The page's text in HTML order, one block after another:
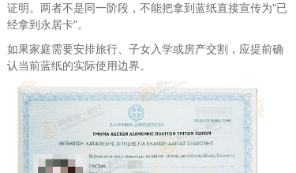
证明。两者不是同一阶段，不能把拿到蓝纸直接宣传为“已
经拿到永居卡”。
如果家庭需要安排旅行、子女入学或房产交割，应提前确
认当前蓝纸的实际使用边界。